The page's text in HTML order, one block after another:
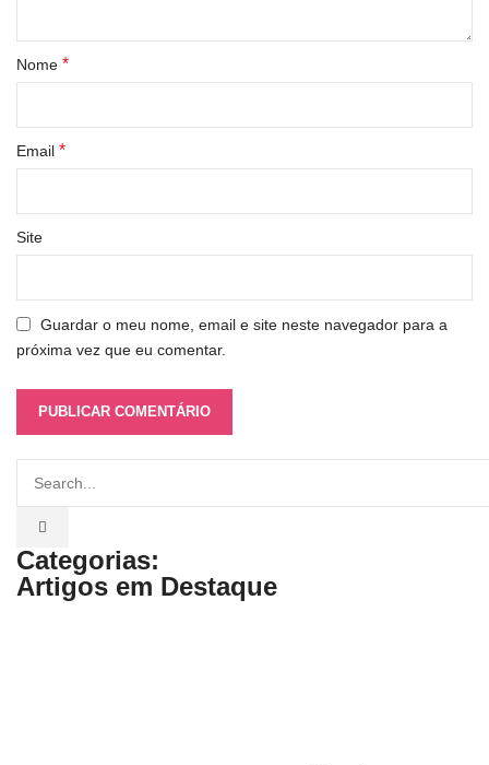
Nome *
Email *
Site
Guardar o meu nome, email e site neste navegador para a
próxima vez que eu comentar.
Categorias:
Artigos em Destaque